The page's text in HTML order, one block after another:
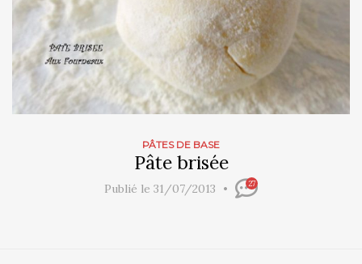
PÂTES DE BASE
Pâte brisée
Publié le 31/07/2013 27